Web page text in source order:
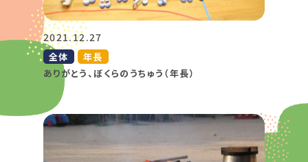
2021.12.27
全体
年長
ありがとう、ぼくらのうちゅう（年長）